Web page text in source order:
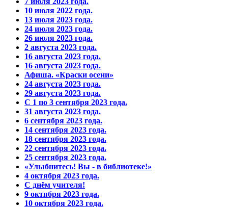
10 июля 2022 года.
13 июля 2023 года.
24 июля 2023 года.
26 июля 2023 года.
2 августа 2023 года.
16 августа 2023 года.
16 августа 2023 года.
Афиша. «Краски осени»
24 августа 2023 года.
29 августа 2023 года.
С 1 по 3 сентября 2023 года.
31 августа 2023 года.
6 сентября 2023 года.
14 сентября 2023 года.
18 сентября 2023 года.
22 сентября 2023 года.
25 сентября 2023 года.
«Улыбнитесь! Вы - в библиотеке!»
4 октября 2023 года.
С днём учителя!
9 октября 2023 года.
10 октября 2023 года.